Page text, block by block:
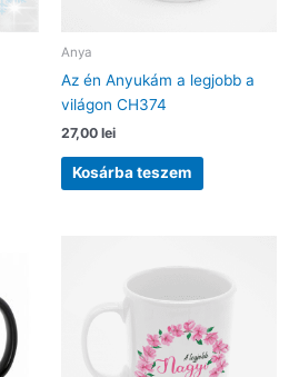
Anya
Az én Anyukám a legjobb a
világon CH374
27,00 lei
Kosárba teszem